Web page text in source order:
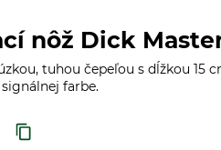
nôž Dick
tuhou čepeľou s dĺžkou 15
farbe.